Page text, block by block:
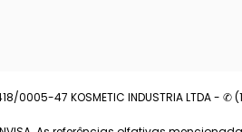
0005-47 KOSMETIC INDUSTRIA LTDA -